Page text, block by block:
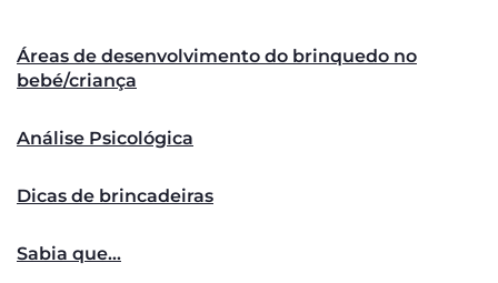
Áreas de desenvolvimento do brinquedo no
bebé/criança
Análise Psicológica
Dicas de brincadeiras
Sabia que...